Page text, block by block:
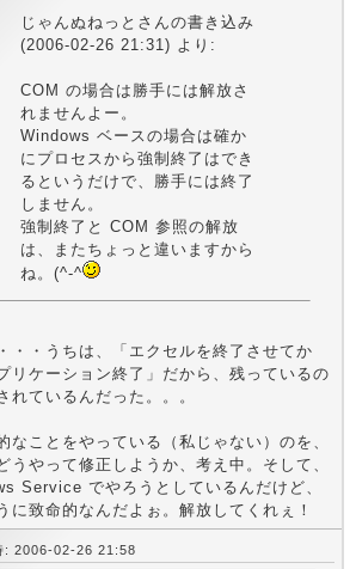
じゃんぬねっとさんの書き込み
(2006-02-26 21:31) より:
COM の場合は勝手には解放さ
れませんよー。
Windows ベースの場合は確か
にプロセスから強制終了はでき
るというだけで、勝手には終了
しません。
強制終了と COM 参照の解放
は、またちょっと違いますから
ね。(^-^
・・うちは、「エクセルを終了させてか
リケーション終了」だから、残っているの
れているんだった。。。
なことをやっている（私じゃない）のを、
うやって修正しようか、考え中。そして、
Service でやろうとしているんだけど、
に致命的なんだよぉ。解放してくれぇ！
: 2006-02-26 21:58